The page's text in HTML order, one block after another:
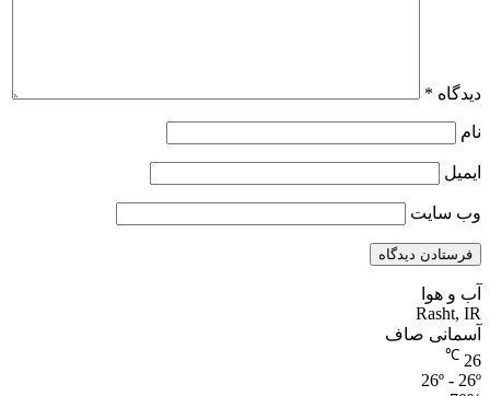
دیدگاه *
نام
ایمیل
وب‌ سایت
آب و هوا
Rasht, IR
آسمانی صاف
26
℃
26º - 26º